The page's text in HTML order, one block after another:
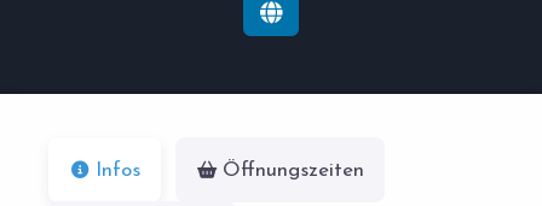
Infos Öffnungszeiten